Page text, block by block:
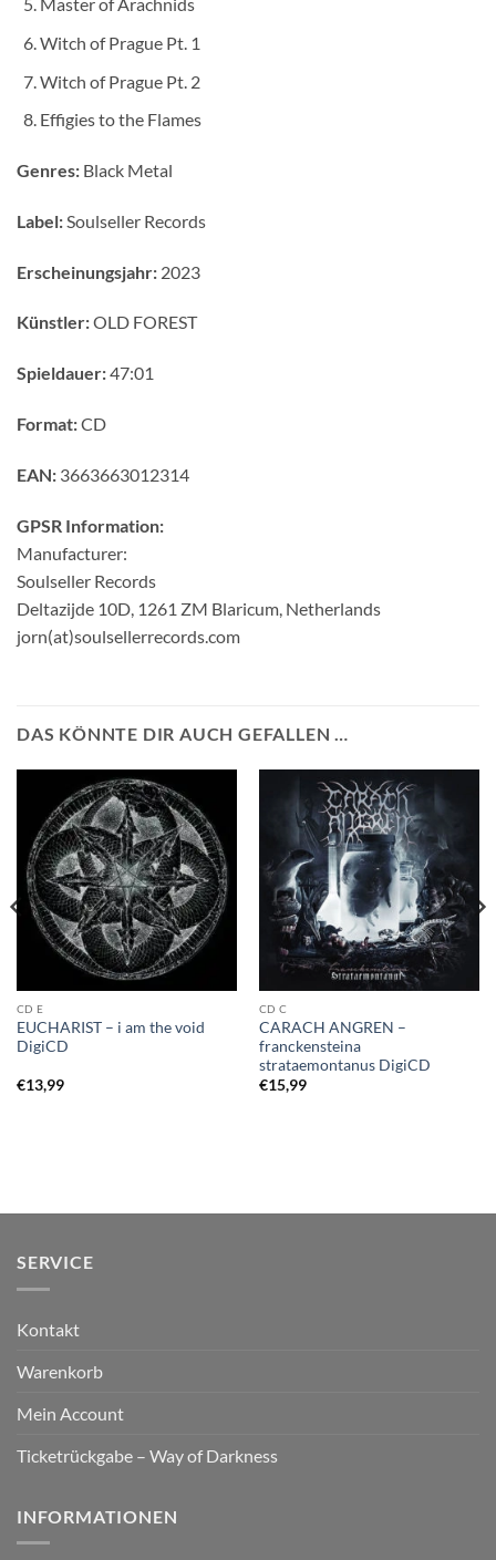
Master of Arachnids
Witch of Prague Pt. 1
Witch of Prague Pt. 2
Effigies to the Flames
Genres: Black Metal
Label: Soulseller Records
Erscheinungsjahr: 2023
Künstler:OLD FOREST
Spieldauer:47:01
Format:CD
EAN: 3663663012314
GPSR Information:
Manufacturer:
Soulseller Records
Deltazijde 10D, 1261 ZM Blaricum, Netherlands
jorn(at)soulsellerrecords.com
DAS KÖNNTE DIR AUCH GEFALLEN …
CD E
EUCHARIST – i am the void
DigiCD
€13,99
CD C
CARACH ANGREN –
franckensteina
strataemontanus DigiCD
€15,99
SERVICE
Kontakt
Warenkorb
Mein Account
Ticketrückgabe – Way of Darkness
INFORMATIONEN